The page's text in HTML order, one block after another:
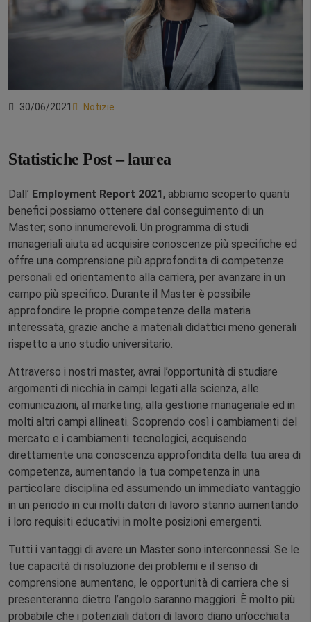
30/06/2021 Notizie
Statistiche Post – laurea
Dall’ Employment Report 2021, abbiamo scoperto quanti
benefici possiamo ottenere dal conseguimento di un
Master; sono innumerevoli. Un programma di studi
manageriali aiuta ad acquisire conoscenze più specifiche ed
offre una comprensione più approfondita di competenze
personali ed orientamento alla carriera, per avanzare in un
campo più specifico. Durante il Master è possibile
approfondire le proprie competenze della materia
interessata, grazie anche a materiali didattici meno generali
rispetto a uno studio universitario.
Attraverso i nostri master, avrai l’opportunità di studiare
argomenti di nicchia in campi legati alla scienza, alle
comunicazioni, al marketing, alla gestione manageriale ed in
molti altri campi allineati. Scoprendo così i cambiamenti del
mercato e i cambiamenti tecnologici, acquisendo
direttamente una conoscenza approfondita della tua area di
competenza, aumentando la tua competenza in una
particolare disciplina ed assumendo un immediato vantaggio
in un periodo in cui molti datori di lavoro stanno aumentando
i loro requisiti educativi in molte posizioni emergenti.
Tutti i vantaggi di avere un Master sono interconnessi. Se le
tue capacità di risoluzione dei problemi e il senso di
comprensione aumentano, le opportunità di carriera che si
presenteranno dietro l’angolo saranno maggiori. È molto più
probabile che i potenziali datori di lavoro diano un’occhiata